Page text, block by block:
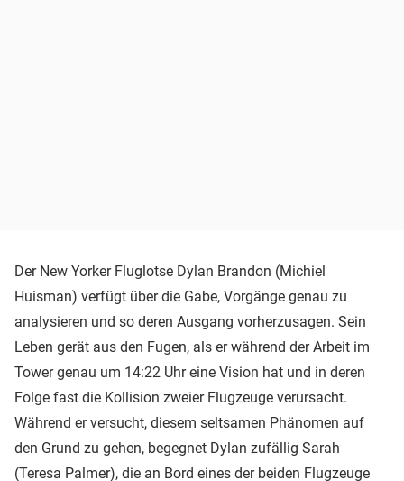
Der New Yorker Fluglotse Dylan Brandon (Michiel
Huisman) verfügt über die Gabe, Vorgänge genau zu
analysieren und so deren Ausgang vorherzusagen. Sein
Leben gerät aus den Fugen, als er während der Arbeit im
Tower genau um 14:22 Uhr eine Vision hat und in deren
Folge fast die Kollision zweier Flugzeuge verursacht.
Während er versucht, diesem seltsamen Phänomen auf
den Grund zu gehen, begegnet Dylan zufällig Sarah
(Teresa Palmer), die an Bord eines der beiden Flugzeuge